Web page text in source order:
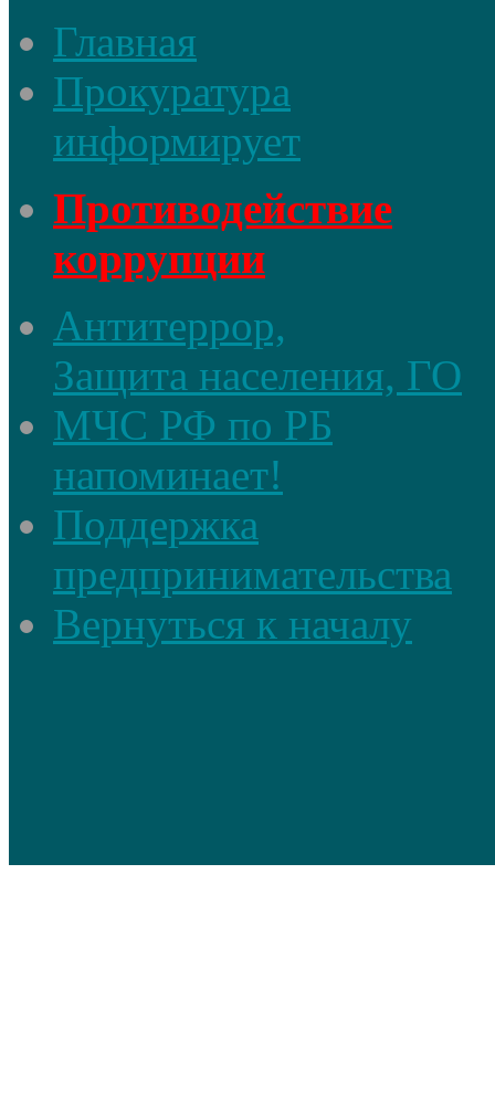
Главная
Прокуратура
информирует
Противодействие
коррупции
Антитеррор,
Защита населения, ГО
МЧС РФ по РБ
напоминает!
Поддержка
предпринимательства
Вернуться к началу